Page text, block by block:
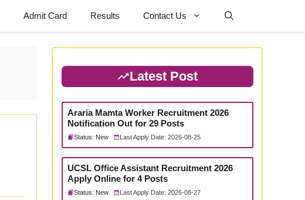
Admit Card Results Contact Us
Latest Post
Araria Mamta Worker Recruitment 2026
Notification Out for 29 Posts
Status: New Last Apply Date: 2026-08-25
UCSL Office Assistant Recruitment 2026
Apply Online for 4 Posts
Status: New Last Apply Date: 2026-08-27